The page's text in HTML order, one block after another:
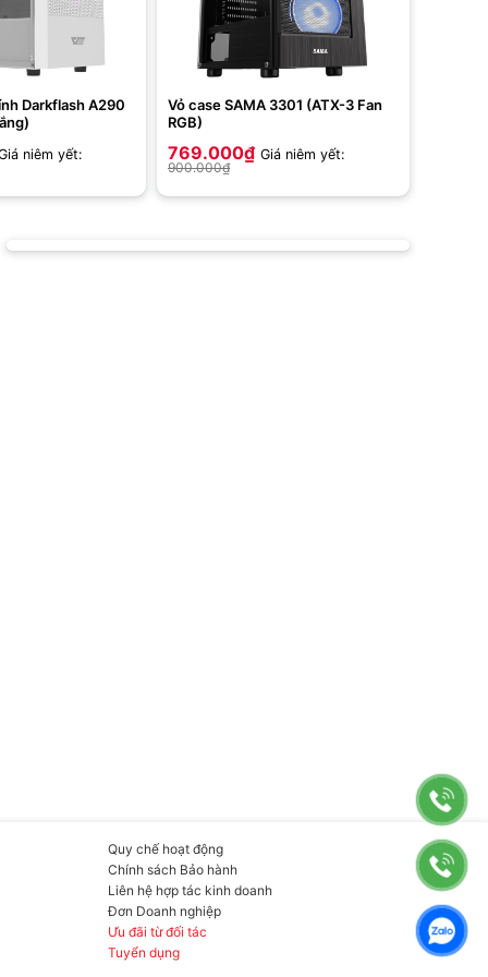
Darkflash A290
niêm yết:
Vỏ case SAMA 3301 (ATX-3 Fan
RGB)
769.000₫ Giá niêm yết:
900.000₫
Quy chế hoạt động
Chính sách Bảo hành
Liên hệ hợp tác kinh doanh
Đơn Doanh nghiệp
Ưu đãi từ đối tác
Tuyển dụng